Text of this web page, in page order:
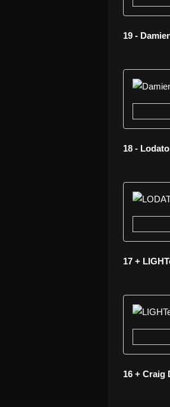
19 -
18 -
17 +
16 + Craig